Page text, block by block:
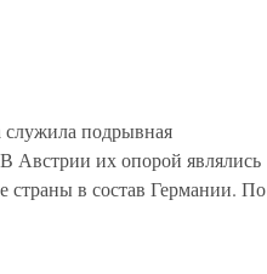
подрывная
Австрии их опорой являлись
страны в состав Германии. По